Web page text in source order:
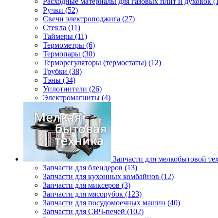
Ручки (52)
Свечи электроподжига (27)
Стекла (11)
Таймеры (11)
Термометры (6)
Термопары (30)
Терморегуляторы (термостаты) (12)
Трубки (38)
Тэны (34)
Уплотнители (26)
Электромагниты (4)
Запчасти для мелкобытовой
Запчасти для блендеров (13)
Запчасти для кухонных комбайнов (12)
Запчасти для миксеров (3)
Запчасти для мясорубок (123)
Запчасти для посудомоечных машин (40)
Запчасти для СВЧ-печей (102)